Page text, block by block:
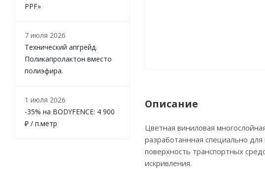
Описание
Цветная виниловая
разработаннная специально
поверхность транспортных
искривления.
PPF»
7 июля 2026
Технический апгрейд.
Поликапролактон вместо
полиэфира.
1 июля 2026
-35% на BODYFENCE: 4 900
₽ / п.метр